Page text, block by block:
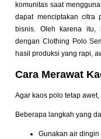
komunitas saat
dapat menciptakan citra
bisnis. Oleh karena itu,
dengan Clothing Polo
hasil produksi yang rapi,
Cara Merawat
Agar kaos polo tetap
Beberapa langkah yang
Gunakan air dingin